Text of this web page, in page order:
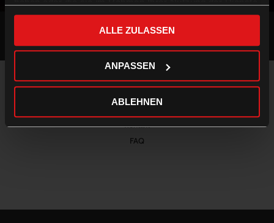
gesammelt haben.
ALLE ZULASSEN
ANPASSEN
ABLEHNEN
Kontakt
FAQ